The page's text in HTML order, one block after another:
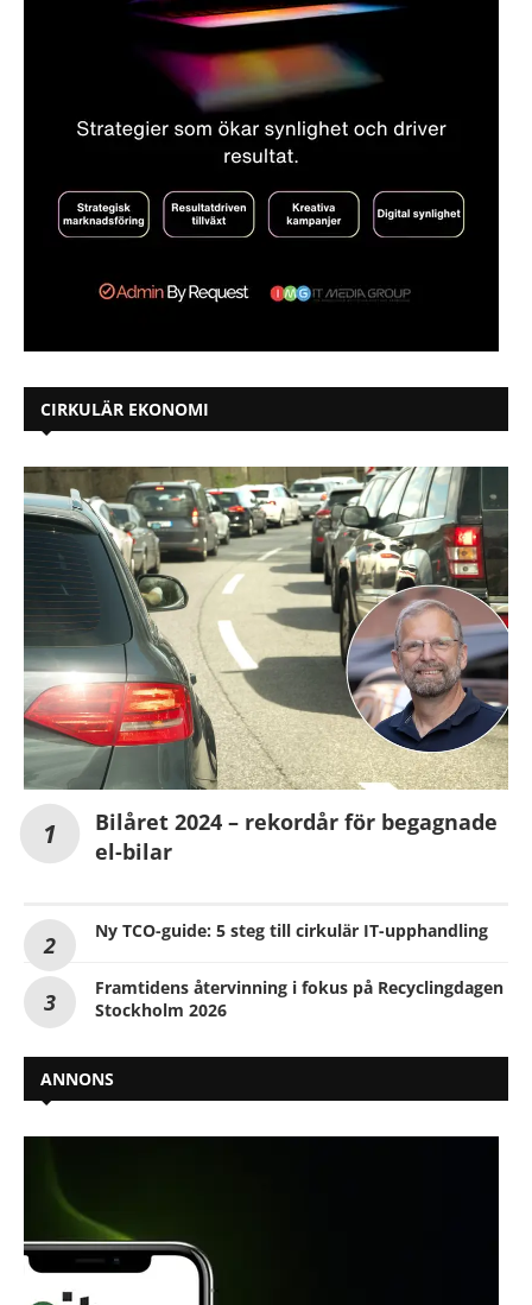
CIRKULÄR EKONOMI
Bilåret 2024 – rekordår för begagnade
el-bilar
Ny TCO-guide: 5 steg till cirkulär IT-upphandling
Framtidens återvinning i fokus på Recyclingdagen
Stockholm 2026
ANNONS